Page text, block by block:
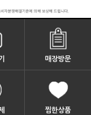
매장방문
찜한상품